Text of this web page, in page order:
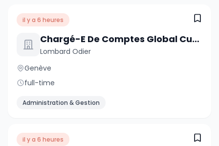
il y a 6 heures
Chargé-E De Comptes Global Custody
Lombard Odier
Genève
full-time
Administration & Gestion
il y a 6 heures